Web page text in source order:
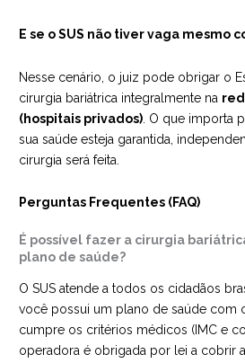
E se o SUS não tiver vaga mesmo
Nesse cenário, o juiz pode obrigar o
cirurgia bariátrica integralmente na
(hospitais privados) . O que importa
sua saúde esteja garantida,
cirurgia será feita.
Perguntas Frequentes (FAQ)
É possível fazer a cirurgia
plano de saúde?
O SUS atende a todos os cidadãos
você possui um plano de saúde com
cumpre os critérios médicos (IMC e
operadora é obrigada por lei a cobrir